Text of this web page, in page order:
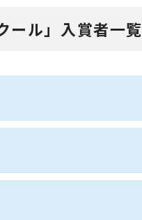
ール」入賞者一覧